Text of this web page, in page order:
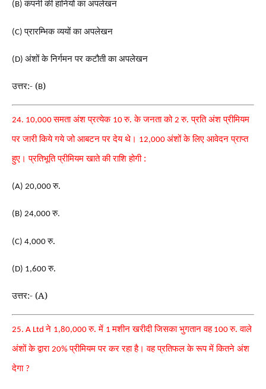
(B)कंपनी की हानियों का अपलेखन
(C)प्रारम्भिक व्ययों का अपलेखन
(D) अंशों के निर्गमन पर कटौती का अपलेखन
उत्तर:- (B)
24. 10,000समता अंश प्रत्येक 10रु. के जनता को 2रु. प्रति अंश प्रीमियम
पर जारी किये गये जो आबटन पर देय थे। 12,000 अंशों के लिए आवेदन प्राप्त
हुए। प्रतिभूति प्रीमियम खाते की राशि होगी :
(A) 20,000रु.
(B) 24,000रु.
(C) 4,000रु.
(D) 1,600रु.
उत्तर:- (A)
25. A Ltdने 1,80,000रु. में 1मशीन खरीदी जिसका भुगतान वह 100रु. वाले
अंशों के द्वारा 20%प्रीमियम पर कर रहा है। वह प्रतिफल के रूप में कितने अंश
देगा ?